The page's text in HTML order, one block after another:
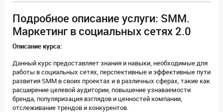
Подробное описание услуги: SMM.
Маркетинг в социальных сетях 2.0
Описание курса:
Данный курс предоставляет знания и навыки, необходимые для
работы в социальных сетях, перспективные и эффективные пути
развития SMM в своих проектах и в различных сферах, такие как
расширение целевой аудитории, повышение узнаваемости
бренда, популяризация взглядов и ценностей компании,
отслеживание трендов и конкурентов.